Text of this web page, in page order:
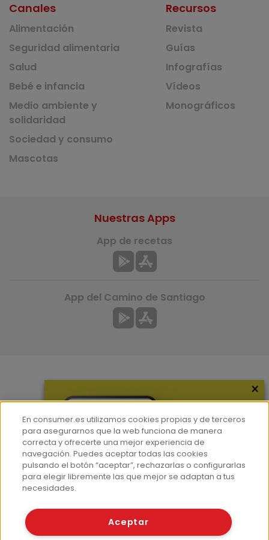
Canales
Alimentación
Seguridad alimentaria
Salud
Bebé e infancia
Medio ambiente y
solidaridad
Sociedad y consumo
Mascotas
Recursos
Revista
Guías
Infografías
Vídeos
Monográficos
Hemeroteca
Contacto
Prensa
Corpus Lingüístico Consumer
Nuestras Apps
App de recetas
App del Camino de Santiago
© Fundación EROSKI
×
En consumer.es utilizamos cookies propias y de terceros
para asegurarnos que la web funciona de manera
correcta y ofrecerte una mejor experiencia de
navegación. Puedes aceptar todas las cookies
pulsando el botón “aceptar”, rechazarlas o configurarlas
para elegir libremente las que mejor se adaptan a tus
necesidades.
Aceptar